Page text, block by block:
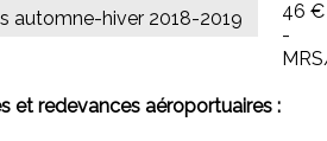
automne-hiver 2018-2019
46 €
-
et redevances aéroportuaires :